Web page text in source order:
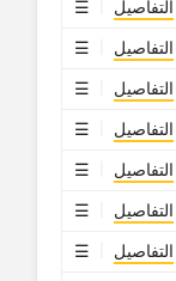
التفاصيل
التفاصيل
التفاصيل
التفاصيل
التفاصيل
التفاصيل
التفاصيل